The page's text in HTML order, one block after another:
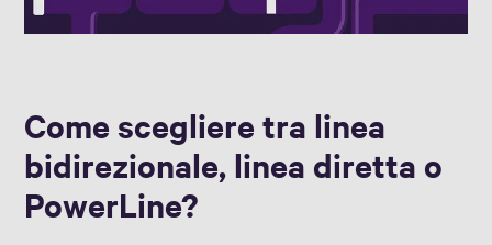
Come scegliere tra linea
bidirezionale, linea diretta o
PowerLine?